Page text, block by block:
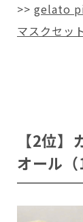
>> gelato
マスクセッ
【2位
オール（